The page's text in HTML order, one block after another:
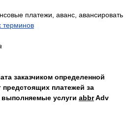
платежи, аванс, авансировать
терминов
заказчиком определенной
платежей за
услуги abbrAdv